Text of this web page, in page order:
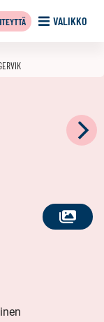
VALIKKO
KATSO